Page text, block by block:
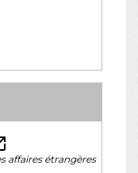
affaires étrangères